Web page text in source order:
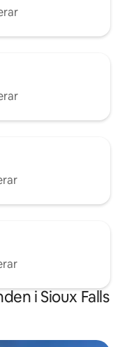
i Sioux Falls